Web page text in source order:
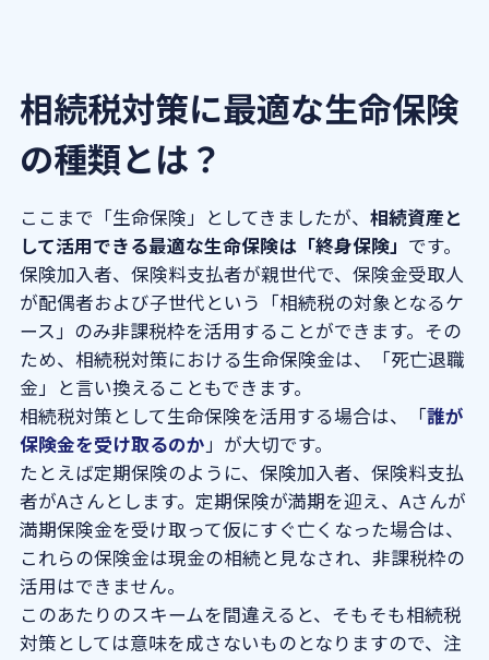
相続税対策に最適な生命保険
の種類とは？
ここまで「生命保険」としてきましたが、 相続資産と
して活用できる最適な生命保険は「終身保険」 です。
保険加入者、保険料支払者が親世代で、保険金受取人
が配偶者および子世代という「相続税の対象となるケ
ース」のみ非課税枠を活用することができます。その
ため、相続税対策における生命保険金は、「死亡退職
金」と言い換えることもできます。
相続税対策として生命保険を活用する場合は、「誰が
保険金を受け取るのか 」が大切です。
たとえば定期保険のように、保険加入者、保険料支払
者がAさんとします。定期保険が満期を迎え、Aさんが
満期保険金を受け取って仮にすぐ亡くなった場合は、
これらの保険金は現金の相続と見なされ、非課税枠の
活用はできません。
このあたりのスキームを間違えると、そもそも相続税
対策としては意味を成さないものとなりますので、注